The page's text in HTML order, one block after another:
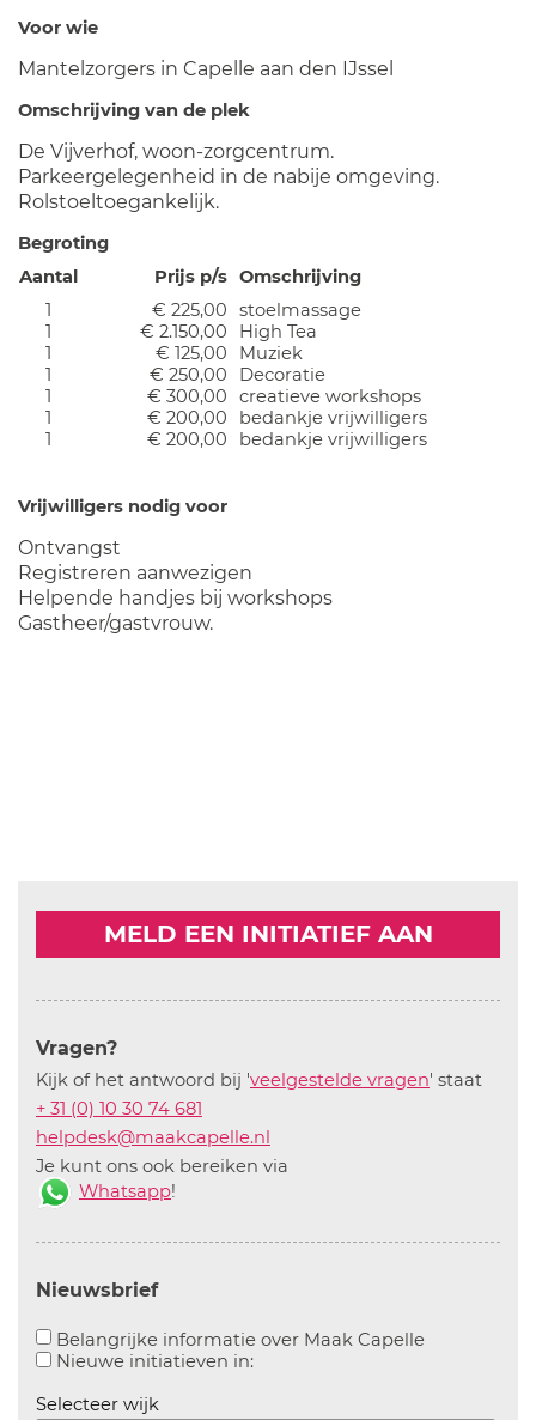
Voor wie
Mantelzorgers in Capelle aan den IJssel
Omschrijving van de plek
De Vijverhof, woon-zorgcentrum.
Parkeergelegenheid in de nabije omgeving.
Rolstoeltoegankelijk.
Begroting
Aantal
Prijs p/s Omschrijving
1
€ 225,00
stoelmassage
1
€ 2.150,00
High Tea
1
€ 125,00
Muziek
1
€ 250,00
Decoratie
1
€ 300,00
creatieve workshops
1
€ 200,00
bedankje vrijwilligers
1
€ 200,00 bedankje vrijwilligers
Vrijwilligers nodig voor
Ontvangst
Registreren aanwezigen
Helpende handjes bij workshops
Gastheer/gastvrouw.
MELD EEN INITIATIEF AAN
Vragen?
Kijk of het antwoord bij 'veelgestelde vragen' staat
+ 31 (0) 10 30 74 681
helpdesk@maakcapelle.nl
Je kunt ons ook bereiken via
Whatsapp!
Nieuwsbrief
Belangrijke informatie over Maak CapelleAanvinken
Nieuwe initiatieven in:Aanvinken om informatie over
Selecteer wijk